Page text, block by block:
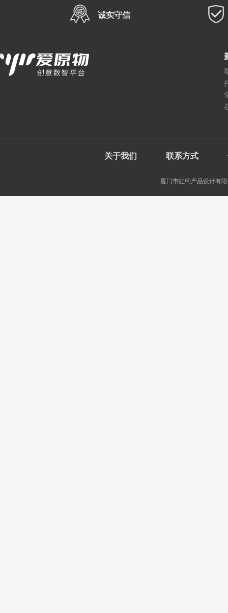
诚实守信
关于我们 联系方式
厦门市虹约产品设计有